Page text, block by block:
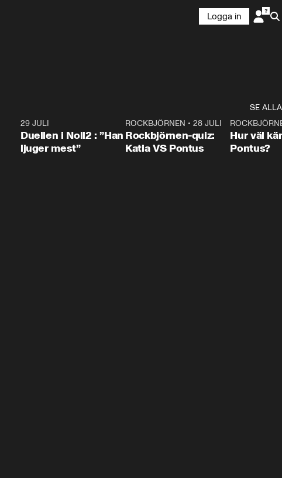
Logga in
SE ALLA
29 JULI
Duellen i Noll2 : ”Han
ljuger mest”
0:15
ROCKBJÖRNEN •28 JULI
Rockbjörnen-quiz:
Katia VS Pontus
Hur väl
Pontus?